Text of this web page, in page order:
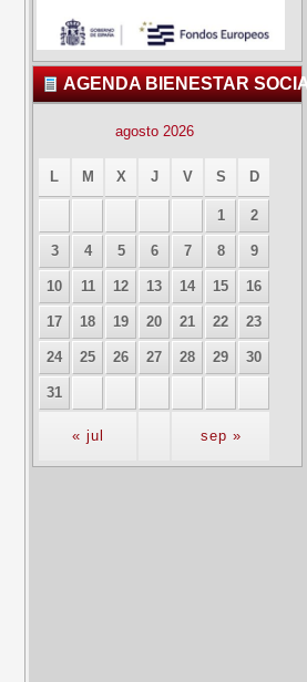
AGENDA BIENESTAR
agosto 2026
L M X J V S D
« jul sep »
1 2
3 4 5 6 7 8 9
10 11 12 13 14 15 16
17 18 19 20 21 22 23
24 25 26 27 28 29 30
31